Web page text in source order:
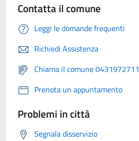
Contatta il comune
Leggi le domande frequenti
Richiedi Assistenza
Chiama il comune 0431972711
Prenota un appuntamento
Problemi in città
Segnala disservizio